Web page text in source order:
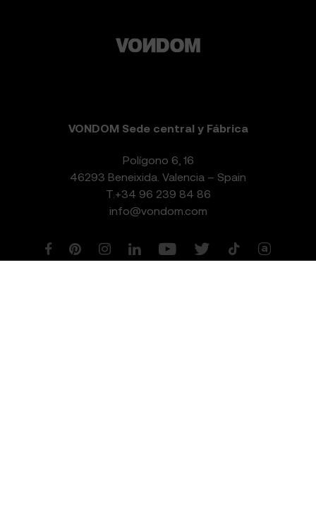
VONDOM Sede central y Fábrica
Polígono 6, 16
46293 Beneixida. Valencia – Spain
T. +34 96 239 84 86
info@vondom.com